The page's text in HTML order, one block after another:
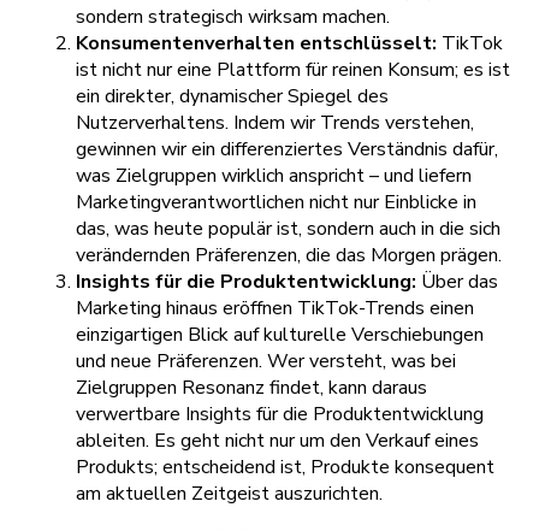
sondern strategisch wirksam machen.
Konsumentenverhalten entschlüsselt: TikTok
ist nicht nur eine Plattform für reinen Konsum; es ist
ein direkter, dynamischer Spiegel des
Nutzerverhaltens. Indem wir Trends verstehen,
gewinnen wir ein differenziertes Verständnis dafür,
was Zielgruppen wirklich anspricht – und liefern
Marketingverantwortlichen nicht nur Einblicke in
das, was heute populär ist, sondern auch in die sich
verändernden Präferenzen, die das Morgen prägen.
Insights für die Produktentwicklung: Über das
Marketing hinaus eröffnen TikTok-Trends einen
einzigartigen Blick auf kulturelle Verschiebungen
und neue Präferenzen. Wer versteht, was bei
Zielgruppen Resonanz findet, kann daraus
verwertbare Insights für die Produktentwicklung
ableiten. Es geht nicht nur um den Verkauf eines
Produkts; entscheidend ist, Produkte konsequent
am aktuellen Zeitgeist auszurichten.